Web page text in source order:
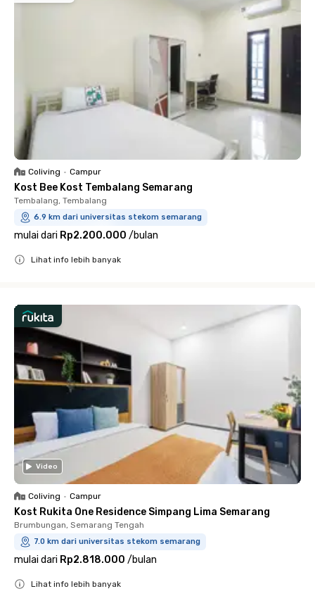
Coliving • Campur
Kost Bee Kost Tembalang Semarang
Tembalang, Tembalang
6.9 km dari universitas stekom semarang
mulai dari Rp2.200.000 /bulan
Lihat info lebih banyak
Video
Coliving • Campur
Kost Rukita One Residence Simpang Lima Semarang
Brumbungan, Semarang Tengah
7.0 km dari universitas stekom semarang
mulai dari Rp2.818.000 /bulan
Lihat info lebih banyak